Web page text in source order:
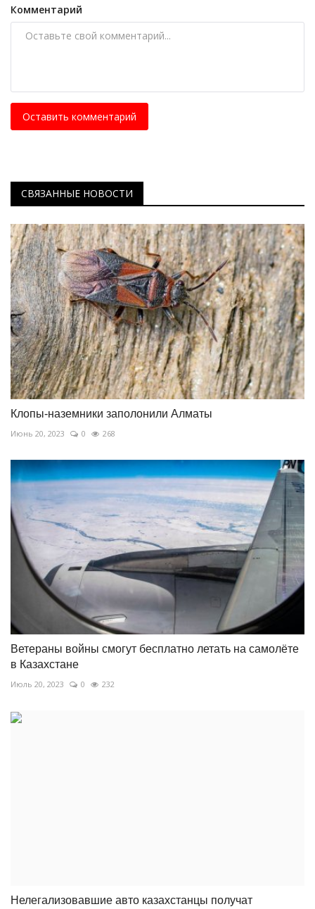
Комментарий
Оставить комментарий
СВЯЗАННЫЕ НОВОСТИ
Клопы-наземники заполонили Алматы
Июнь 20, 2023 0 268
Ветераны войны смогут бесплатно летать на самолёте
в Казахстане
Июль 20, 2023 0 232
Нелегализовавшие авто казахстанцы получат